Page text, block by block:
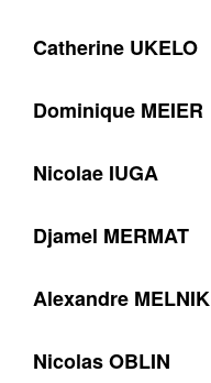
Catherine UKELO
Dominique MEIER
Nicolae IUGA
Djamel MERMAT
Alexandre MELNIK
Nicolas OBLIN